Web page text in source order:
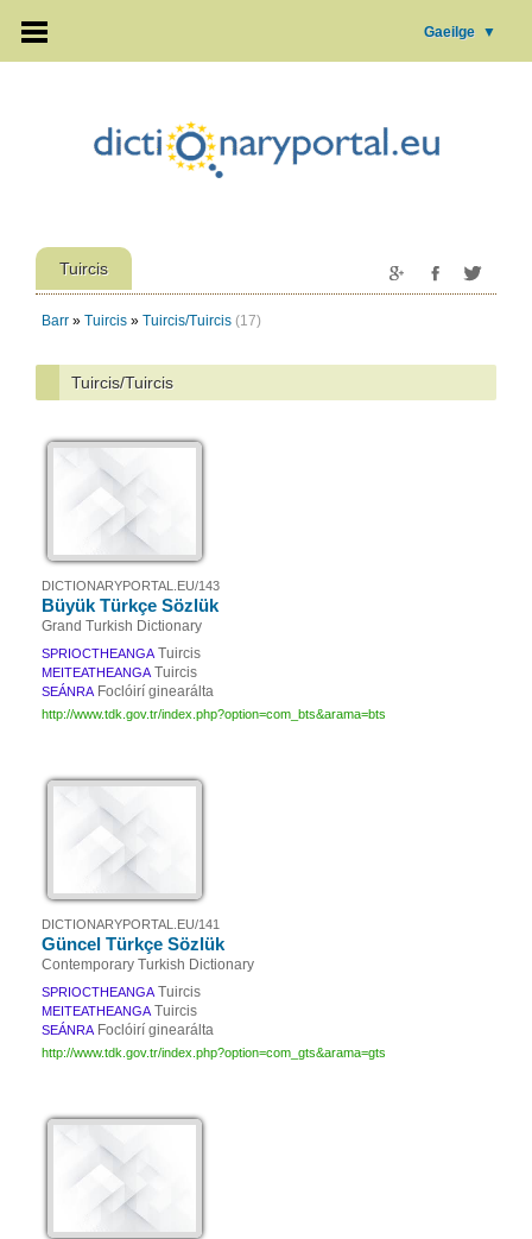
Gaeilge ▼
Tuircis
Barr » Tuircis » Tuircis/Tuircis (17)
Tuircis/Tuircis
DICTIONARYPORTAL.EU/143
Büyük Türkçe Sözlük
Grand Turkish Dictionary
SPRIOCTHEANGA Tuircis
MEITEATHEANGA Tuircis
SEÁNRA Foclóirí ginearálta
http://www.tdk.gov.tr/index.php?option=com_bts&arama=bts
DICTIONARYPORTAL.EU/141
Güncel Türkçe Sözlük
Contemporary Turkish Dictionary
SPRIOCTHEANGA Tuircis
MEITEATHEANGA Tuircis
SEÁNRA Foclóirí ginearálta
http://www.tdk.gov.tr/index.php?option=com_gts&arama=gts